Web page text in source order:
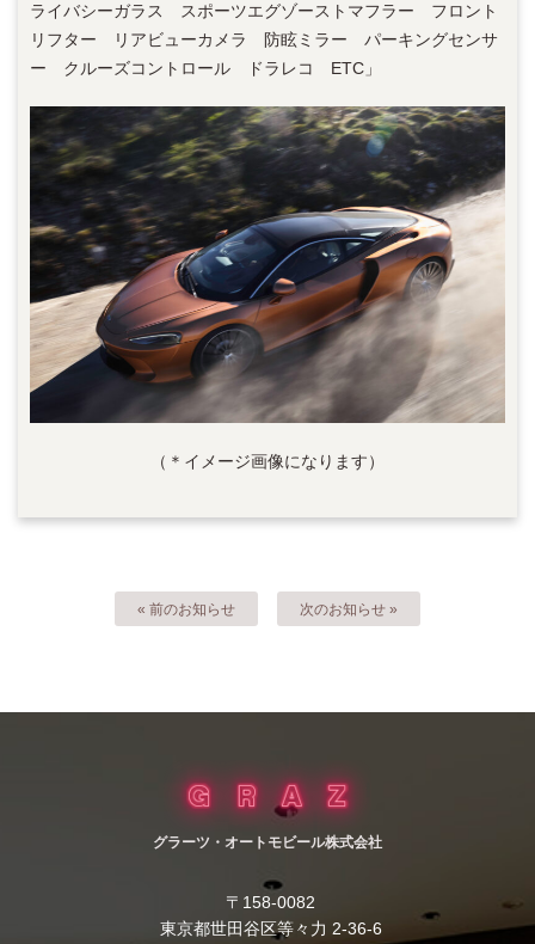
ライバシーガラス スポーツエグゾーストマフラー フロント
リフター リアビューカメラ 防眩ミラー パーキングセンサ
ー クルーズコントロール ドラレコ ETC」
（＊イメージ画像になります）
« 前のお知らせ 次のお知らせ »
グラーツ・オートモビール株式会社
〒158-0082
東京都世田谷区等々力 2-36-6